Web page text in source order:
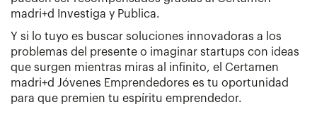
madri+d Investiga y Publica.
Y si lo tuyo es buscar soluciones innovadoras a los
problemas del presente o imaginar startups con ideas
que surgen mientras miras al infinito, el Certamen
madri+d Jóvenes Emprendedores es tu oportunidad
para que premien tu espíritu emprendedor.